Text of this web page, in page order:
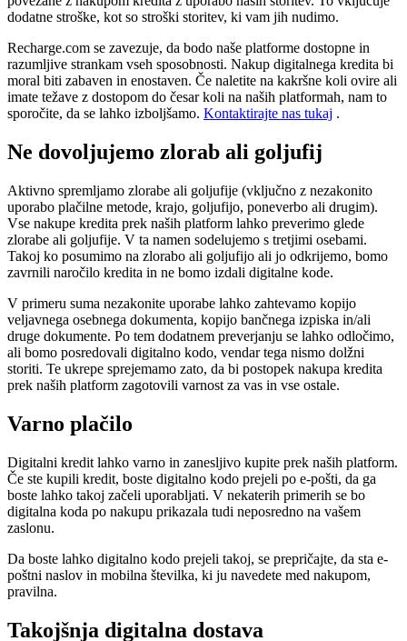
dodatne stroške, kot so stroški storitev, ki vam jih nudimo.
Recharge.com se zavezuje, da bodo naše platforme dostopne in
razumljive strankam vseh sposobnosti. Nakup digitalnega kredita bi
moral biti zabaven in enostaven. Če naletite na kakršne koli ovire ali
imate težave z dostopom do česar koli na naših platformah, nam to
sporočite, da se lahko izboljšamo. Kontaktirajte nas tukaj .
Ne dovoljujemo zlorab ali goljufij
Aktivno spremljamo zlorabe ali goljufije (vključno z nezakonito
uporabo plačilne metode, krajo, goljufijo, poneverbo ali drugim).
Vse nakupe kredita prek naših platform lahko preverimo glede
zlorabe ali goljufije. V ta namen sodelujemo s tretjimi osebami.
Takoj ko posumimo na zlorabo ali goljufijo ali jo odkrijemo, bomo
zavrnili naročilo kredita in ne bomo izdali digitalne kode.
V primeru suma nezakonite uporabe lahko zahtevamo kopijo
veljavnega osebnega dokumenta, kopijo bančnega izpiska in/ali
druge dokumente. Po tem dodatnem preverjanju se lahko odločimo,
ali bomo posredovali digitalno kodo, vendar tega nismo dolžni
storiti. Te ukrepe sprejemamo zato, da bi postopek nakupa kredita
prek naših platform zagotovili varnost za vas in vse ostale.
Varno plačilo
Digitalni kredit lahko varno in zanesljivo kupite prek naših platform.
Če ste kupili kredit, boste digitalno kodo prejeli po e-pošti, da ga
boste lahko takoj začeli uporabljati. V nekaterih primerih se bo
digitalna koda po nakupu prikazala tudi neposredno na vašem
zaslonu.
Da boste lahko digitalno kodo prejeli takoj, se prepričajte, da sta e-
poštni naslov in mobilna številka, ki ju navedete med nakupom,
pravilna.
Takojšnja digitalna dostava